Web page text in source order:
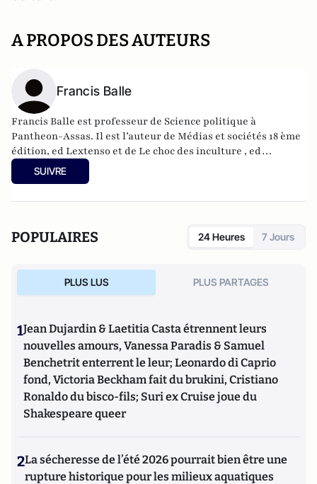
A PROPOS DES AUTEURS
Francis Balle
Francis Balle est professeur de Science politique à
Pantheon-Assas. Il est l’auteur de Médias et sociétés 18 ème
édition, ed Lextenso et de Le choc des inculture , ed
L’Archipel.
SUIVRE
POPULAIRES 24 Heures 7 Jours
PLUS LUS PLUS PARTAGES
1Jean Dujardin & Laetitia Casta étrennent leurs
nouvelles amours, Vanessa Paradis & Samuel
Benchetrit enterrent le leur; Leonardo di Caprio
fond, Victoria Beckham fait du brukini, Cristiano
Ronaldo du bisco-fils; Suri ex Cruise joue du
Shakespeare queer
2La sécheresse de l’été 2026 pourrait bien être une
rupture historique pour les milieux aquatiques